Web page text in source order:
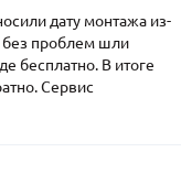
дату монтажа из-
проблем шли
бесплатно. В итоге
Сервис